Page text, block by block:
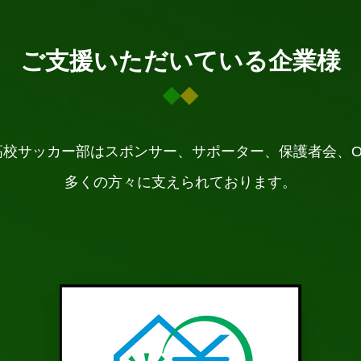
ご支援いただいている企業様
サッカー部はスポンサー、サポーター、保護者会、
多くの方々に支えられております。